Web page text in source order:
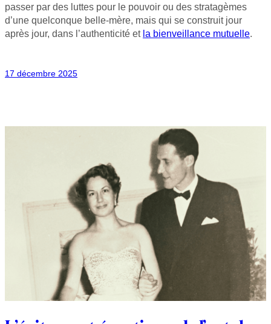
passer par des luttes pour le pouvoir ou des stratagèmes
d’une quelconque belle-mère, mais qui se construit jour
après jour, dans l’authenticité et la bienveillance mutuelle
17 décembre 2025